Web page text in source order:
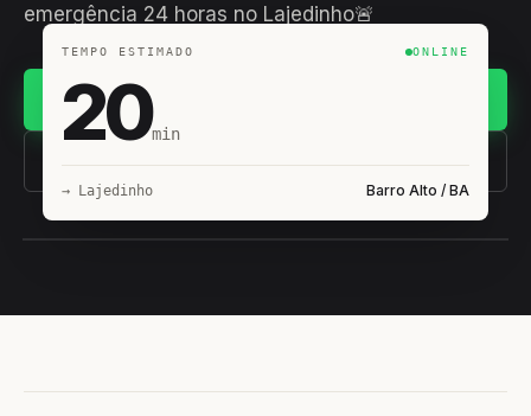
emergência 24 horas no Lajedinho🚨
(11) 93407-8838
TEMPO ESTIMADO ONLINE
20min
→ Lajedinho Barro Alto / BA